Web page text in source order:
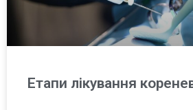
Етапи лікування